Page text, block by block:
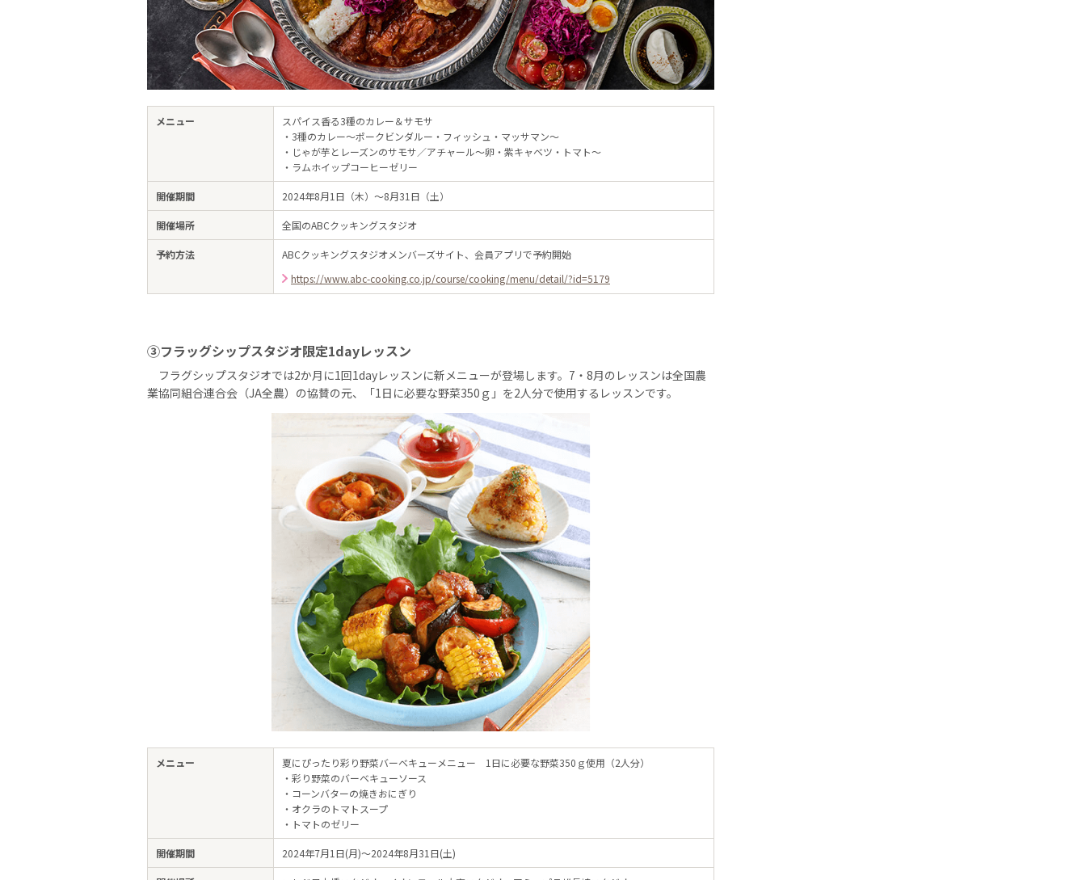
メニュー
スパイス香る3種のカレー＆サモサ
・3種のカレー～ポークビンダルー・フィッシュ・マッサマン～
・じゃが芋とレーズンのサモサ／アチャール～卵・紫キャベツ・トマト～
・ラムホイップコーヒーゼリー
開催期間 2024年8月1日（木）～8月31日（土）
開催場所 全国のABCクッキングスタジオ
予約方法
ABCクッキングスタジオメンバーズサイト、会員アプリで予約開始
https://www.abc-cooking.co.jp/course/cooking/menu/detail/?id=5179
③フラッグシップスタジオ限定1dayレッスン
フラグシップスタジオでは2か月に1回1dayレッスンに新メニューが登場します。7・8月のレッスンは全国農
業協同組合連合会（JA全農）の協賛の元、「1日に必要な野菜350ｇ」を2人分で使用するレッスンです。
メニュー
夏にぴったり彩り野菜バーベキューメニュー 1日に必要な野菜350ｇ使用（2人分）
・彩り野菜のバーベキューソース
・コーンバターの焼きおにぎり
・オクラのトマトスープ
・トマトのゼリー
開催期間 2024年7月1日(月)～2024年8月31日(土)